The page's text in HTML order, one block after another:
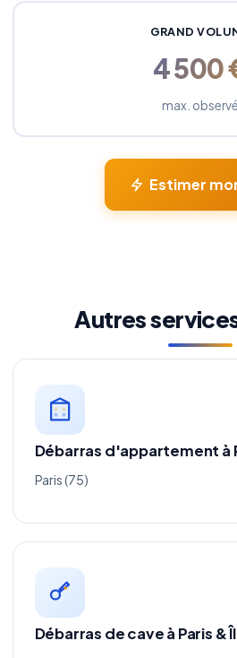
GRAND
4 500
max. observé
Estimer
Autres
Débarras d'appartement à
Paris (75)
Débarras de cave à Paris